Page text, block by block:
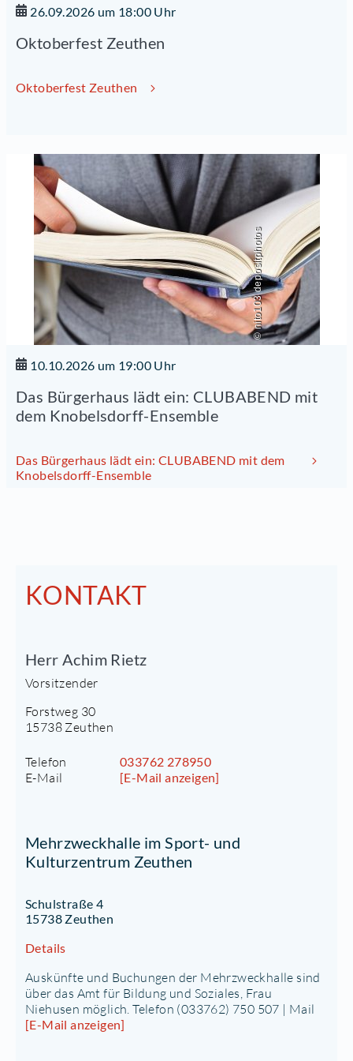
26.09.2026 um 18:00 Uhr
Oktoberfest Zeuthen
Oktoberfest Zeuthen
© nito103 depositphotos
10.10.2026 um 19:00 Uhr
Das Bürgerhaus lädt ein: CLUBABEND mit
dem Knobelsdorff-Ensemble
Das Bürgerhaus lädt ein: CLUBABEND mit dem
Knobelsdorff-Ensemble
KONTAKT
Herr Achim Rietz
Vorsitzender
Forstweg 30
15738 Zeuthen
Telefon 033762 278950
E-Mail [E-Mail anzeigen]
Mehrzweckhalle im Sport- und
Kulturzentrum Zeuthen
Schulstraße 4
15738 Zeuthen
Details
Auskünfte und Buchungen der Mehrzweckhalle sind
über das Amt für Bildung und Soziales, Frau
Niehusen möglich. Telefon (033762) 750 507 | Mail
[E-Mail anzeigen]